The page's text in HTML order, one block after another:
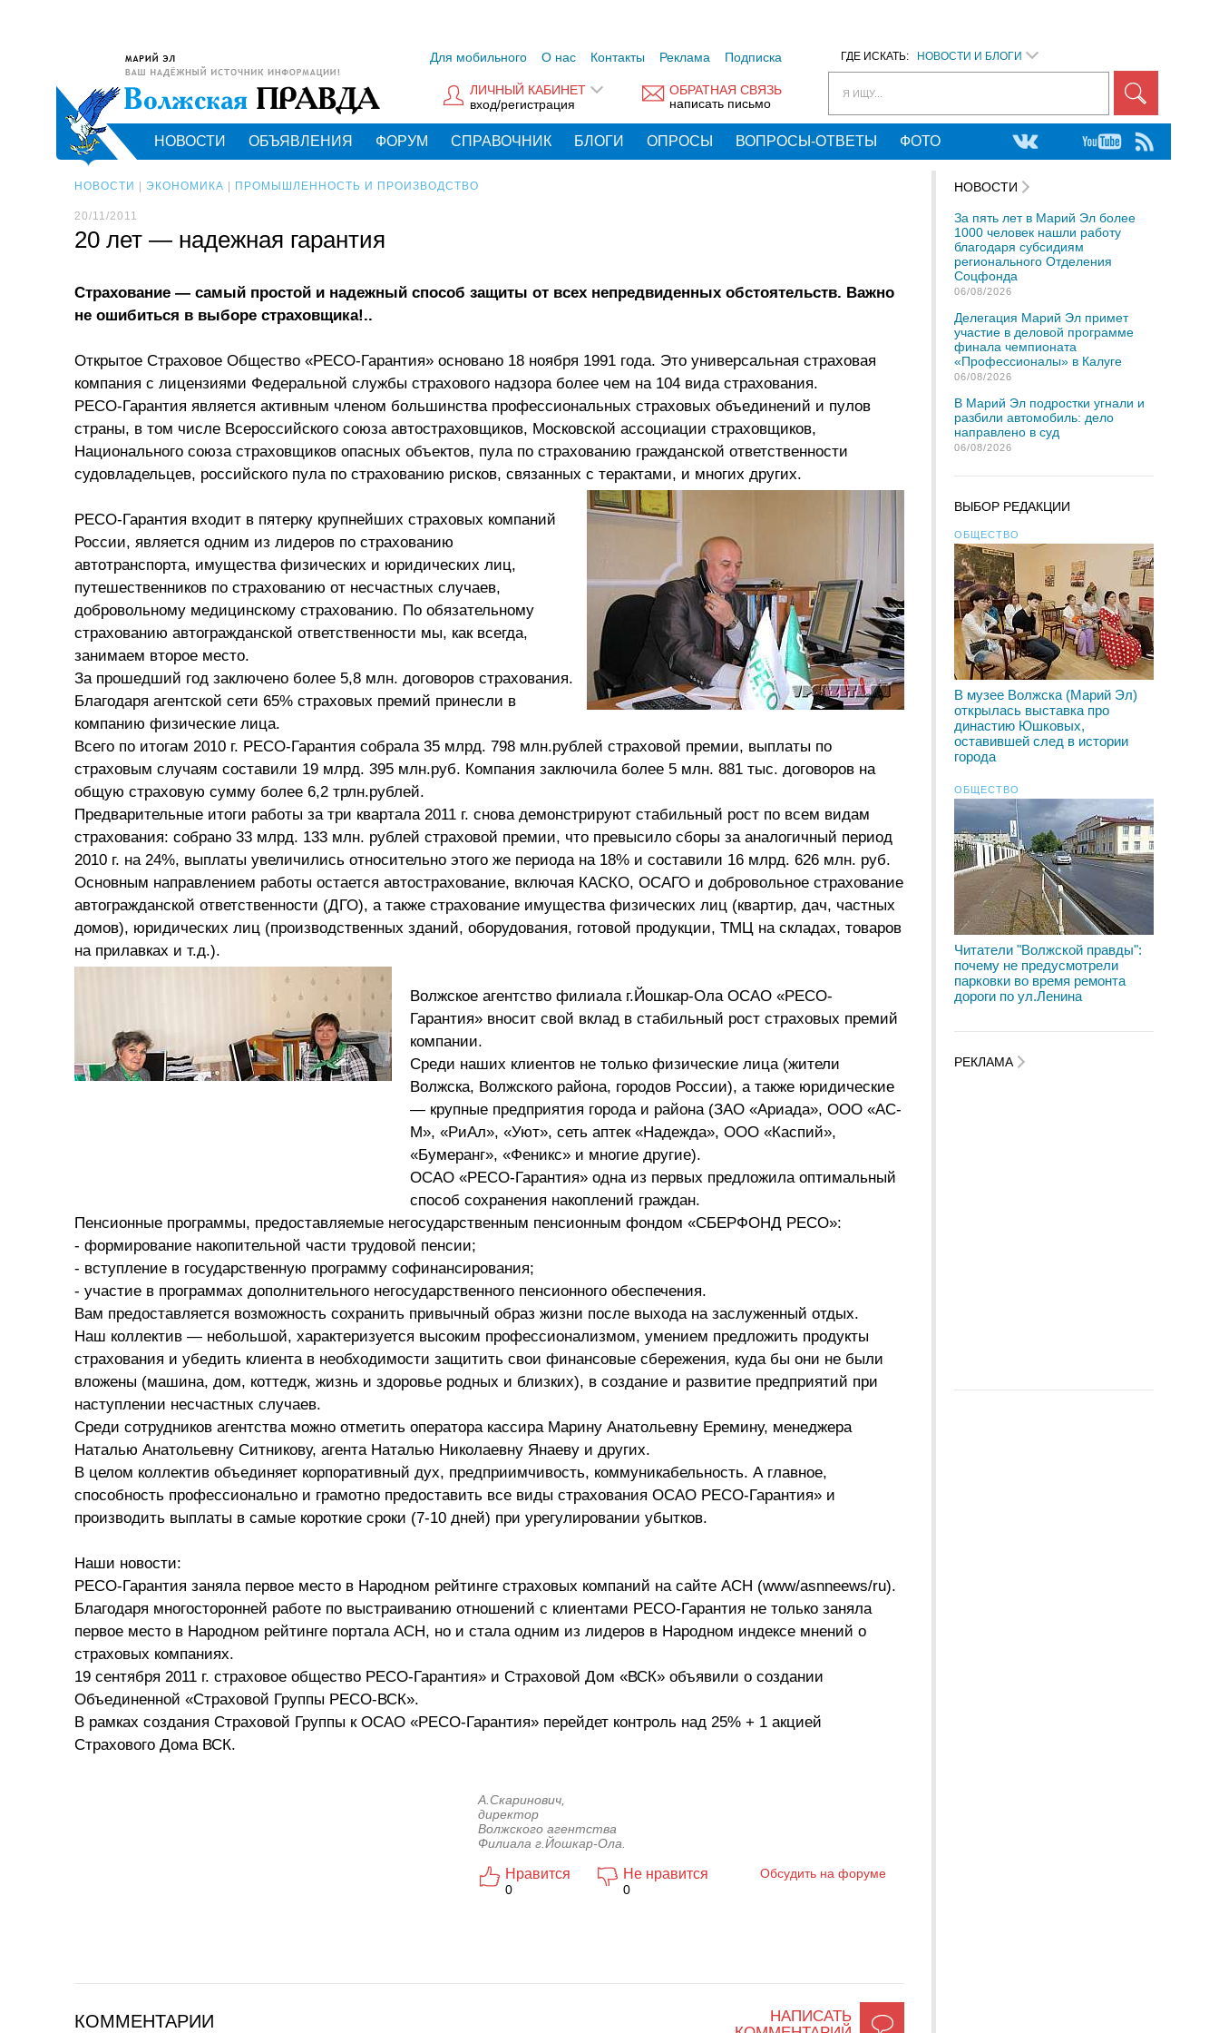
ГДЕ ИСКАТЬ: НОВОСТИ И БЛОГИ
Я ИЩУ...
Для мобильного О нас Контакты Реклама Подписка
ОБРАТНАЯ СВЯЗЬ
написать письмо
ЛИЧНЫЙ КАБИНЕТ
вход/регистрация
НОВОСТИ ОБЪЯВЛЕНИЯ ФОРУМ СПРАВОЧНИК БЛОГИ ОПРОСЫ ВОПРОСЫ-ОТВЕТЫ ФОТО
НОВОСТИ ЭКОНОМИКА ПРОМЫШЛЕННОСТЬ И ПРОИЗВОДСТВО
20/11/2011
20 лет — надежная гарантия
Страхование — самый простой и надежный способ защиты от всех непредвиденных обстоятельств. Важно
не ошибиться в выборе страховщика!..
Открытое Страховое Общество «РЕСО-Гарантия» основано 18 ноября 1991 года. Это универсальная страховая
компания с лицензиями Федеральной службы страхового надзора более чем на 104 вида страхования.
РЕСО-Гарантия является активным членом большинства профессиональных страховых объединений и пулов
страны, в том числе Всероссийского союза автостраховщиков, Московской ассоциации страховщиков,
Национального союза страховщиков опасных объектов, пула по страхованию гражданской ответственности
судовладельцев, российского пула по страхованию рисков, связанных с терактами, и многих других.
РЕСО-Гарантия входит в пятерку крупнейших страховых компаний
России, является одним из лидеров по страхованию
автотранспорта, имущества физических и юридических лиц,
путешественников по страхованию от несчастных случаев,
добровольному медицинскому страхованию. По обязательному
страхованию автогражданской ответственности мы, как всегда,
занимаем второе место.
За прошедший год заключено более 5,8 млн. договоров страхования.
Благодаря агентской сети 65% страховых премий принесли в
компанию физические лица.
Всего по итогам 2010 г. РЕСО-Гарантия собрала 35 млрд. 798 млн.рублей страховой премии, выплаты по
страховым случаям составили 19 млрд. 395 млн.руб. Компания заключила более 5 млн. 881 тыс. договоров на
общую страховую сумму более 6,2 трлн.рублей.
Предварительные итоги работы за три квартала 2011 г. снова демонстрируют стабильный рост по всем видам
страхования: собрано 33 млрд. 133 млн. рублей страховой премии, что превысило сборы за аналогичный период
2010 г. на 24%, выплаты увеличились относительно этого же периода на 18% и составили 16 млрд. 626 млн. руб.
Основным направлением работы остается автострахование, включая КАСКО, ОСАГО и добровольное страхование
автогражданской ответственности (ДГО), а также страхование имущества физических лиц (квартир, дач, частных
домов), юридических лиц (производственных зданий, оборудования, готовой продукции, ТМЦ на складах, товаров
на прилавках и т.д.).
Волжское агентство филиала г.Йошкар-Ола ОСАО «РЕСО-
Гарантия» вносит свой вклад в стабильный рост страховых премий
компании.
Среди наших клиентов не только физические лица (жители
Волжска, Волжского района, городов России), а также юридические
— крупные предприятия города и района (ЗАО «Ариада», ООО «АС-
М», «РиАл», «Уют», сеть аптек «Надежда», ООО «Каспий»,
«Бумеранг», «Феникс» и многие другие).
ОСАО «РЕСО-Гарантия» одна из первых предложила оптимальный
способ сохранения накоплений граждан.
Пенсионные программы, предоставляемые негосударственным пенсионным фондом «СБЕРФОНД РЕСО»:
- формирование накопительной части трудовой пенсии;
- вступление в государственную программу софинансирования;
- участие в программах дополнительного негосударственного пенсионного обеспечения.
Вам предоставляется возможность сохранить привычный образ жизни после выхода на заслуженный отдых.
Наш коллектив — небольшой, характеризуется высоким профессионализмом, умением предложить продукты
страхования и убедить клиента в необходимости защитить свои финансовые сбережения, куда бы они не были
вложены (машина, дом, коттедж, жизнь и здоровье родных и близких), в создание и развитие предприятий при
наступлении несчастных случаев.
Среди сотрудников агентства можно отметить оператора кассира Марину Анатольевну Еремину, менеджера
Наталью Анатольевну Ситникову, агента Наталью Николаевну Янаеву и других.
В целом коллектив объединяет корпоративный дух, предприимчивость, коммуникабельность. А главное,
способность профессионально и грамотно предоставить все виды страхования ОСАО РЕСО-Гарантия» и
производить выплаты в самые короткие сроки (7-10 дней) при урегулировании убытков.
Наши новости:
РЕСО-Гарантия заняла первое место в Народном рейтинге страховых компаний на сайте АСН (www/asnneews/ru).
Благодаря многосторонней работе по выстраиванию отношений с клиентами РЕСО-Гарантия не только заняла
первое место в Народном рейтинге портала АСН, но и стала одним из лидеров в Народном индексе мнений о
страховых компаниях.
19 сентября 2011 г. страховое общество РЕСО-Гарантия» и Страховой Дом «ВСК» объявили о создании
Объединенной «Страховой Группы РЕСО-ВСК».
В рамках создания Страховой Группы к ОСАО «РЕСО-Гарантия» перейдет контроль над 25% + 1 акцией
Страхового Дома ВСК.
А.Скаринович,
директор
Волжского агентства
Филиала г.Йошкар-Ола.
Нравится
0
Не нравится
0
Обсудить на форуме
НАПИСАТЬ
КОММЕНТАРИИ
НОВОСТИ
За пять лет в Марий Эл более
1000 человек нашли работу
благодаря субсидиям
регионального Отделения
Соцфонда
06/08/2026
Делегация Марий Эл примет
участие в деловой программе
финала чемпионата
«Профессионалы» в Калуге
06/08/2026
В Марий Эл подростки угнали и
разбили автомобиль: дело
направлено в суд
06/08/2026
ВЫБОР РЕДАКЦИИ
ОБЩЕСТВО
В музее Волжска (Марий Эл)
открылась выставка про
династию Юшковых,
оставившей след в истории
города
ОБЩЕСТВО
Читатели "Волжской правды":
почему не предусмотрели
парковки во время ремонта
дороги по ул.Ленина
РЕКЛАМА